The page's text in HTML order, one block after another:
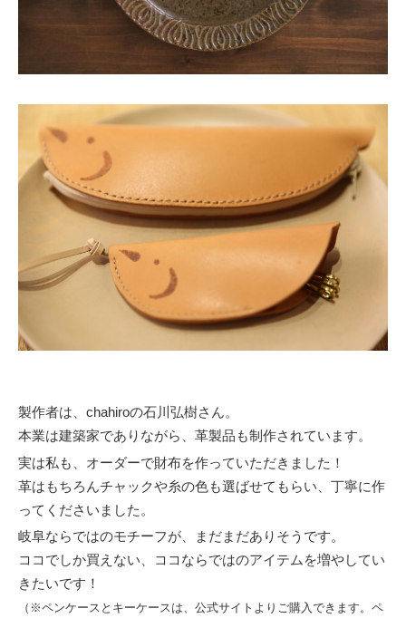
製作者は、chahiroの石川弘樹さん。
本業は建築家でありながら、革製品も制作されています。
実は私も、オーダーで財布を作っていただきました！
革はもちろんチャックや糸の色も選ばせてもらい、丁寧に作
ってくださいました。
岐阜ならではのモチーフが、まだまだありそうです。
ココでしか買えない、ココならではのアイテムを増やしてい
きたいです！
（※ペンケースとキーケースは、公式サイトよりご購入できます。ペ